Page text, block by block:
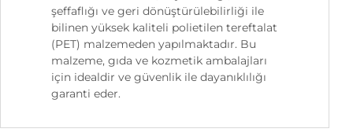
şeffaflığı ve geri dönüştürülebilirliği ile
bilinen yüksek kaliteli polietilen tereftalat
(PET) malzemeden yapılmaktadır. Bu
malzeme, gıda ve kozmetik ambalajları
için idealdir ve güvenlik ile dayanıklılığı
garanti eder.